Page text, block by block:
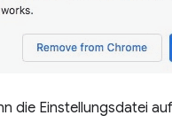
die Einstellungsdatei